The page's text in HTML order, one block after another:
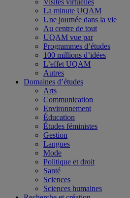
Visites virtuelles
La minute UQAM
Une journée dans la vie
Au centre de tout
UQAM vue par
Programmes d’études
100 millions d’idées
L’effet UQAM
Autres
Domaines d’études
Arts
Communication
Environnement
Éducation
Études féministes
Gestion
Langues
Mode
Politique et droit
Santé
Sciences
Sciences humaines